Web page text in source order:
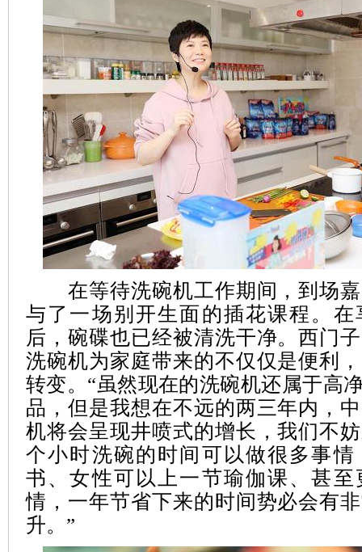
在等待洗碗机工作期间，到场嘉
与了一场别开生面的插花课程。在
后，碗碟也已经被清洗干净。西门
洗碗机为家庭带来的不仅仅是便利
转变。“虽然现在的洗碗机还属于高
品，但是我想在不远的两三年内，
机将会呈现井喷式的增长，我们不
个小时洗碗的时间可以做很多事情
书、女性可以上一节瑜伽课、甚至
情，一年节省下来的时间势必会有
升。”